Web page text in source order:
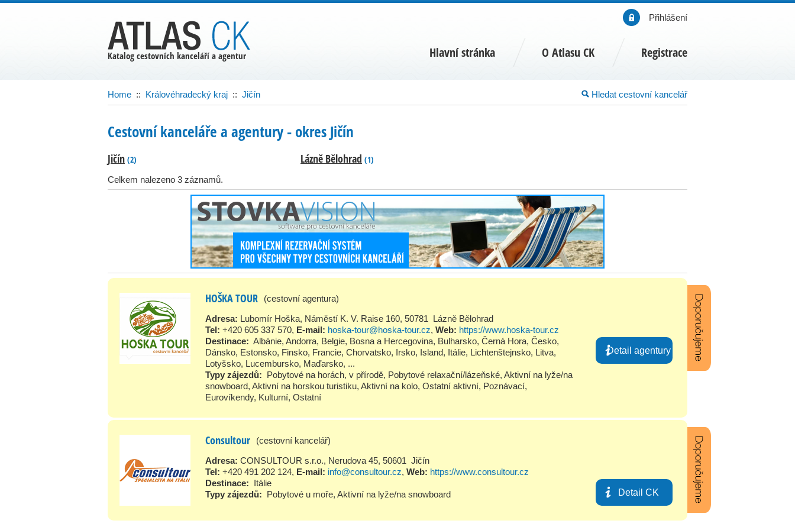
Home :: Královéhradecký kraj :: Jičín Hledat cestovní kancelář
Cestovní kanceláře a agentury ‐ okres Jičín
Jičín (2) Lázně Bělohrad (1)
Celkem nalezeno 3 záznamů.
HOŠKA TOUR
(cestovní agentura)
Adresa: Lubomír Hoška, Náměstí K. V. Raise 160, 50781 Lázně Bělohrad
Tel: +420 605 337 570, E-mail: hoska-tour@hoska-tour.cz, Web: https://www.hoska-tour.cz
Destinace: Albánie, Andorra, Belgie, Bosna a Hercegovina, Bulharsko, Černá Hora, Česko,
Dánsko, Estonsko, Finsko, Francie, Chorvatsko, Irsko, Island, Itálie, Lichtenštejnsko, Litva,
Lotyšsko, Lucembursko, Maďarsko, ...
Typy zájezdů: Pobytové na horách, v přírodě, Pobytové relaxační/lázeňské, Aktivní na lyže/na
snowboard, Aktivní na horskou turistiku, Aktivní na kolo, Ostatní aktivní, Poznávací,
Eurovíkendy, Kulturní, Ostatní
Detail agentury
Consultour
(cestovní kancelář)
Adresa: CONSULTOUR s.r.o., Nerudova 45, 50601 Jičín
Tel: +420 491 202 124, E-mail: info@consultour.cz, Web: https://www.consultour.cz
Destinace: Itálie
Typy zájezdů: Pobytové u moře, Aktivní na lyže/na snowboard Detail CK
Katalog cestovních kanceláří a agentur
Přihlášení
Hlavní stránka O Atlasu CK Registrace